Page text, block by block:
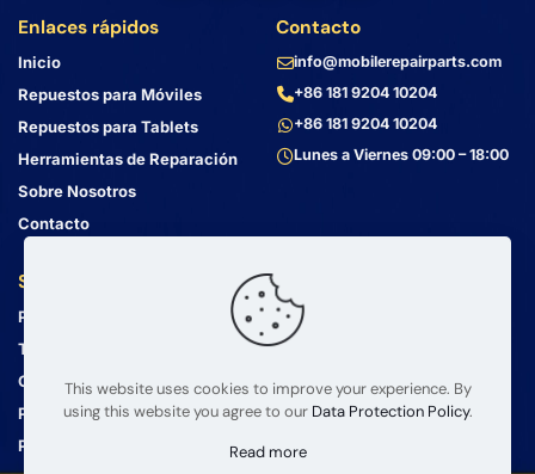
Enlaces rápidos
Inicio
Repuestos para Móviles
Repuestos para Tablets
Herramientas de Reparación
Sobre Nosotros
Contacto
Servicio al Cliente
Política de Privacidad
Términos y Condiciones
Guía de Envío
Política de Devolución
Preguntas Frecuentes
Contacto
info@mobilerepairparts.com
+86 181 9204 10204
+86 181 9204 10204
Lunes a Viernes 09:00 – 18:00
Dirección
Bin Jiang Xi Lu
Haizhu, Guangzhou
This website uses cookies to improve your experience. By
using this website you agree to our Data Protection Policy.
Read more